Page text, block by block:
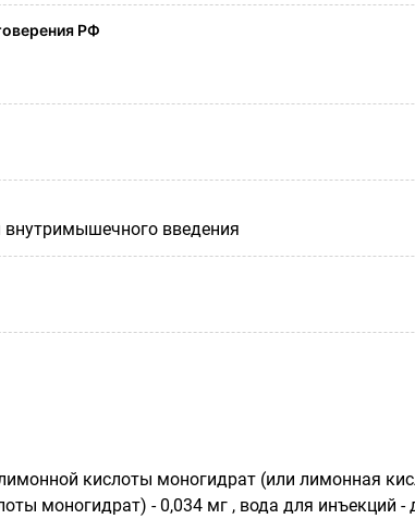
РФ
внутримышечного введения
кислоты моногидрат (или лимонная
моногидрат) - 0,034 мг , вода для инъекций -